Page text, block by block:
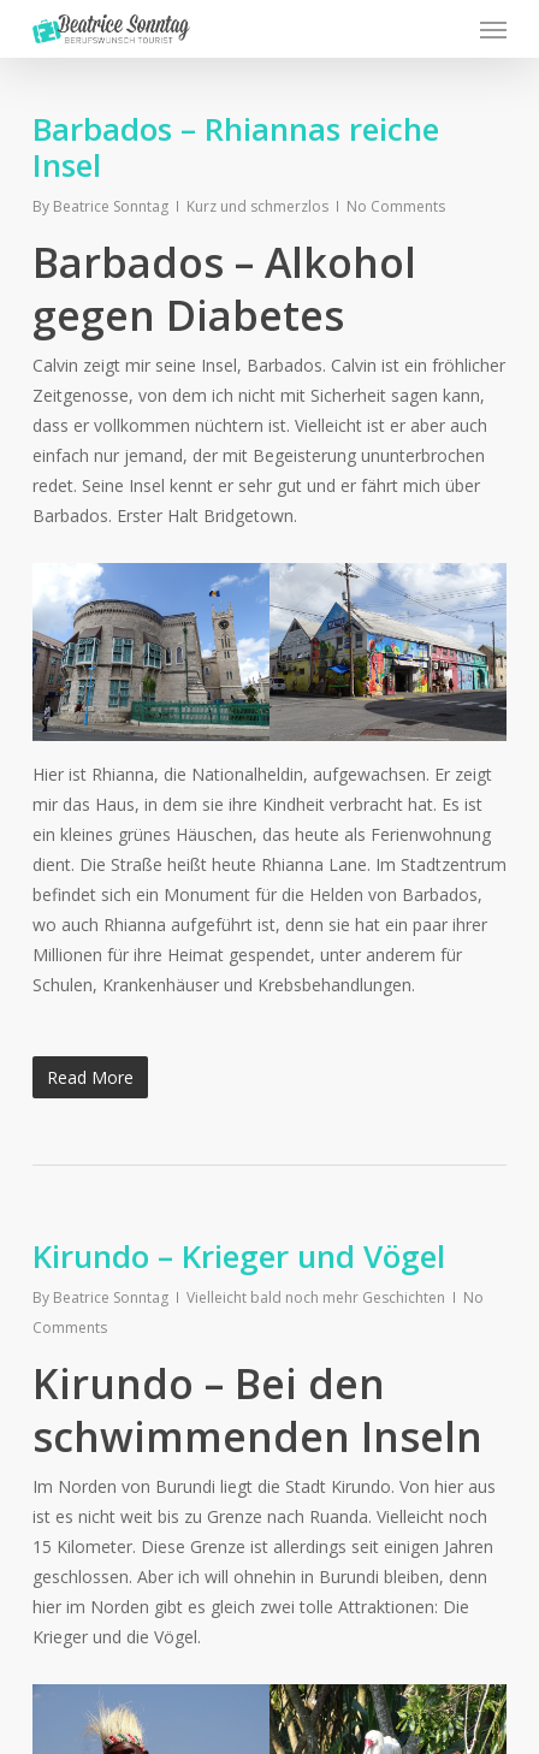
Menu
Barbados – Rhiannas reiche
Insel
By Beatrice Sonntag Kurz und schmerzlos No Comments
Barbados – Alkohol
gegen Diabetes
Calvin zeigt mir seine Insel, Barbados. Calvin ist ein fröhlicher
Zeitgenosse, von dem ich nicht mit Sicherheit sagen kann,
dass er vollkommen nüchtern ist. Vielleicht ist er aber auch
einfach nur jemand, der mit Begeisterung ununterbrochen
redet. Seine Insel kennt er sehr gut und er fährt mich über
Barbados. Erster Halt Bridgetown.
Hier ist Rhianna, die Nationalheldin, aufgewachsen. Er zeigt
mir das Haus, in dem sie ihre Kindheit verbracht hat. Es ist
ein kleines grünes Häuschen, das heute als Ferienwohnung
dient. Die Straße heißt heute Rhianna Lane. Im Stadtzentrum
befindet sich ein Monument für die Helden von Barbados,
wo auch Rhianna aufgeführt ist, denn sie hat ein paar ihrer
Millionen für ihre Heimat gespendet, unter anderem für
Schulen, Krankenhäuser und Krebsbehandlungen.
Read More
Kirundo – Krieger und Vögel
By Beatrice Sonntag Vielleicht bald noch mehr Geschichten
No
Comments
Kirundo – Bei den
schwimmenden Inseln
Im Norden von Burundi liegt die Stadt Kirundo. Von hier aus
ist es nicht weit bis zu Grenze nach Ruanda. Vielleicht noch
15 Kilometer. Diese Grenze ist allerdings seit einigen Jahren
geschlossen. Aber ich will ohnehin in Burundi bleiben, denn
hier im Norden gibt es gleich zwei tolle Attraktionen: Die
Krieger und die Vögel.